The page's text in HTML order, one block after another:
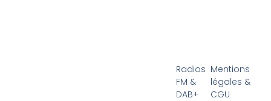
Radios
FM &
DAB+
Mentions
légales &
CGU